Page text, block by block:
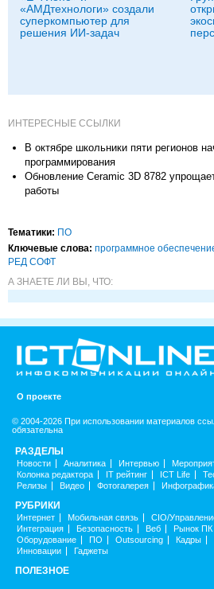
«АМДтехнологи» создали
суперкомпьютер для
решения ИИ-задач
ИНТЕРЕСНЫЕ ССЫЛКИ
В октябре школьники пяти регионов
программирования
Обновление Ceramic 3D 8782
работы
Тематики: ПО
Ключевые слова: программное
РЕД СОФТ
А ЗНАЕТЕ ЛИ ВЫ, ЧТО:
О проекте
© 2004-2026 При использовании материалов
обязательна
РАЗДЕЛЫ
Новости Аналитика Интервью
Колонка редактора
IT рейтинг ICT Life
Релизы
Видео Фотогалерея
РУБРИКИ
Интернет Мобильная связь CIO/
Интеграция
Безопасность Веб Рынок ПК
Оборудование
ПО Outsourcing Кадры
Инновации
Гаджеты
ПОЛЕЗНОЕ